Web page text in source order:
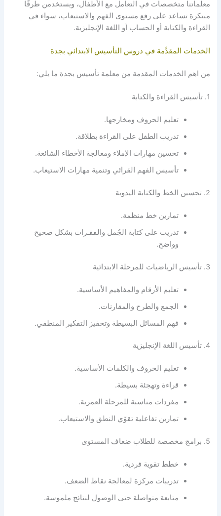
معلماتنا متخصصات في التعامل مع الأطفال، ويستخدمن طرقًا
مبتكرة تساعد على رفع مستوى الفهم والاستيعاب، سواء في
القراءة والكتابة أو الحساب أو اللغة الإنجليزية.
الخدمات المقدَّمة في دروس التأسيس الابتدائي بجدة
من اهم الخدمات المقدمة من معلمة تأسيس بجدة ما يلي:
1. تأسيس القراءة والكتابة
تعليم الحروف ومخارجها.
تدريب الطفل على القراءة بطلاقة.
تحسين مهارات الإملاء ومعالجة الأخطاء الشائعة.
تأسيس الفهم القرائي وتنمية مهارات الاستيعاب.
2. تحسين الخط والكتابة اليدوية
تمارين خط منظمة.
تدريب على كتابة الجُمل والفقـرات بشكل صحيح
وواضح.
3. تأسيس الرياضيات للمرحلة الابتدائية
تعليم الأرقام والمفاهيم الأساسية.
الجمع والطرح والمقارنات.
فهم المسائل البسيطة وتحفيز التفكير المنطقي.
4. تأسيس اللغة الإنجليزية
تعليم الحروف والكلمات الأساسية.
قراءة وتهجئة بسيطة.
مفردات مناسبة للمرحلة العمرية.
تمارين تفاعلية تقوّي النطق والاستيعاب.
5. برامج مخصصة للطلاب ضعاف المستوى
خطط تقوية فردية.
تدريبات مركزة لمعالجة نقاط الضعف.
متابعة متواصلة حتى الوصول لنتائج ملموسة.